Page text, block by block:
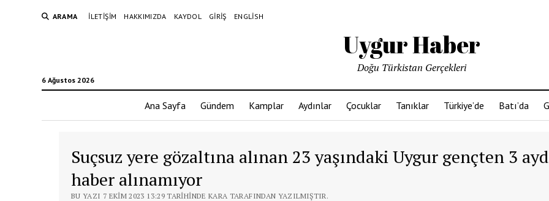
ARAMA İLETIŞIM HAKKIMIZDA KAYDOL GIRIŞ ENGLISH
Uygur Haber
6 Ağustos 2026
Doğu Türkistan Gerçekleri
Ana Sayfa Gündem Kamplar Aydınlar Çocuklar Tanıklar Türkiye’de Batı’da
Suçsuz yere gözaltına alınan 23 yaşındaki Uygur gençten 3
haber alınamıyor
BU YAZI 7 EKIM 2023 13:29 TARIHINDE KARA TARAFINDAN YAZILMIŞTIR.